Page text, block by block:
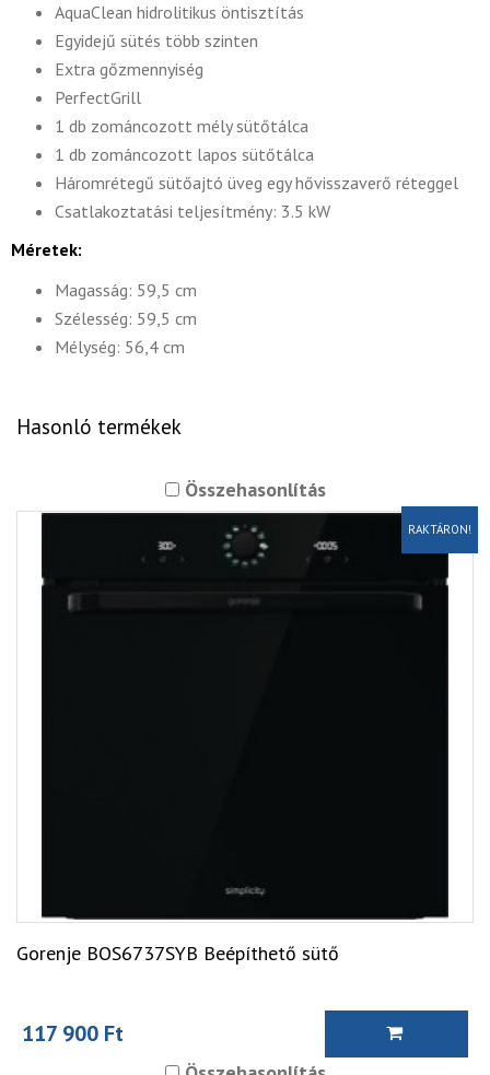
AquaClean hidrolitikus öntisztítás
Egyidejű sütés több szinten
Extra gőzmennyiség
PerfectGrill
1 db zománcozott mély sütőtálca
1 db zománcozott lapos sütőtálca
Háromrétegű sütőajtó üveg egy hővisszaverő réteggel
Csatlakoztatási teljesítmény: 3.5 kW
Méretek:
Magasság: 59,5 cm
Szélesség: 59,5 cm
Mélység: 56,4 cm
Hasonló termékek
Összehasonlítás
RAKTÁRON!
Gorenje BOS6737SYB Beépíthető sütő
117 900 Ft